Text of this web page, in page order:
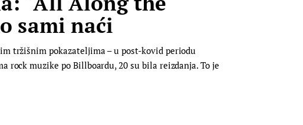
sami naći
tržišnim pokazateljima – u post-kovid periodu
rock muzike po Billboardu, 20 su bila reizdanja. To je